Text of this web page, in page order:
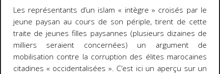
Les représentants d’un islam « intègre » croisés par le
jeune paysan au cours de son périple, tirent de cette
traite de jeunes filles paysannes (plusieurs dizaines de
milliers seraient concernées) un argument de
mobilisation contre la corruption des élites marocaines
citadines « occidentalisées ». C’est ici un aperçu sur un